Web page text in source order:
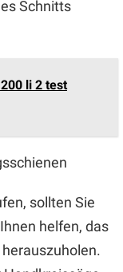
Schnitts
li 2 test
sollten Sie
helfen, das